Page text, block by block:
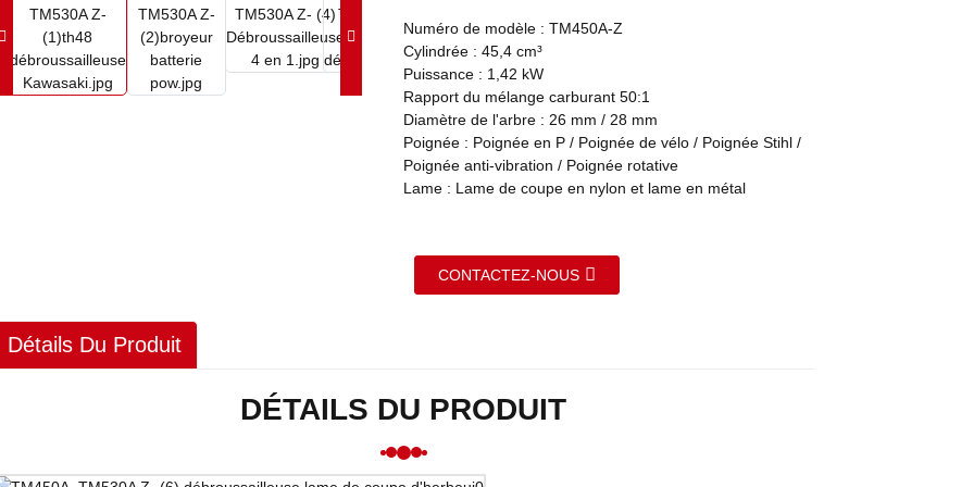
Numéro de modèle : TM450A-Z
Cylindrée : 45,4 cm³
Puissance : 1,42 kW
Rapport du mélange carburant 50:1
Diamètre de l'arbre : 26 mm / 28 mm
Poignée : Poignée en P / Poignée de vélo / Poignée Stihl /
Poignée anti-vibration / Poignée rotative
Lame : Lame de coupe en nylon et lame en métal
CONTACTEZ-NOUS
Détails Du Produit
DÉTAILS DU PRODUIT